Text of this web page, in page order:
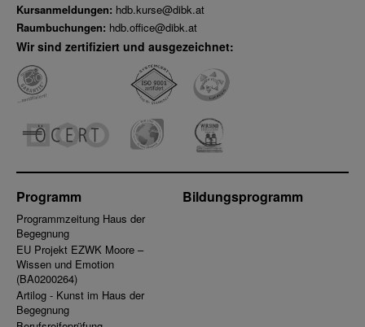
Kursanmeldungen: hdb.kurse@dibk.at
Raumbuchungen: hdb.office@dibk.at
Wir sind zertifiziert und ausgezeichnet:
Programm
Programmzeitung Haus der
Begegnung
EU Projekt EZWK Moore –
Wissen und Emotion
(BA0200264)
Artilog - Kunst im Haus der
Begegnung
Bildungsprogramm